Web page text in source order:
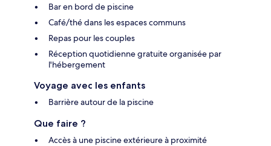
Bar en bord de piscine
Café/thé dans les espaces communs
Repas pour les couples
Réception quotidienne gratuite organisée par
l'hébergement
Voyage avec les enfants
Barrière autour de la piscine
Que faire ?
Accès à une piscine extérieure à proximité